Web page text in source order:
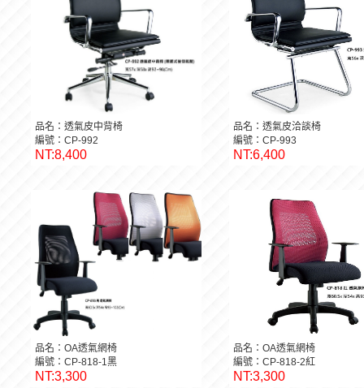
品名：透氣皮中背椅
編號：CP-992
NT:8,400
品名：透氣皮洽談椅
編號：CP-993
NT:6,400
品名：OA透氣網椅
編號：CP-818-1黑
NT:3,300
品名：OA透氣網椅
編號：CP-818-2紅
NT:3,300